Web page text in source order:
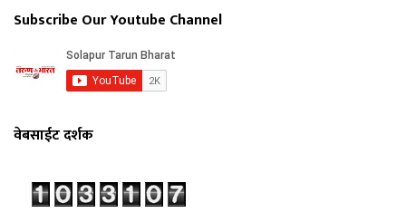
Subscribe Our Youtube Channel
वेबसाईट दर्शक